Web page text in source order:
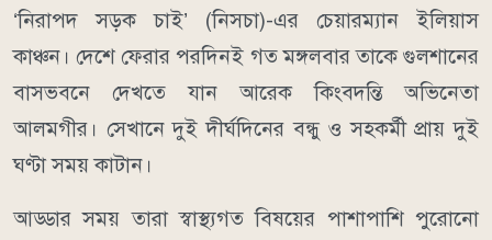
‘নিরাপদ সড়ক চাই’ (নিসচা)-এর চেয়ারম্যান ইলিয়াস
কাঞ্চন। দেশে ফেরার পরদিনই গত মঙ্গলবার তাকে গুলশানের
বাসভবনে দেখতে যান আরেক কিংবদন্তি অভিনেতা
আলমগীর। সেখানে দুই দীর্ঘদিনের বন্ধু ও সহকর্মী প্রায় দুই
ঘণ্টা সময় কাটান।
আড্ডার সময় তারা স্বাস্থ্যগত বিষয়ের পাশাপাশি পুরোনো